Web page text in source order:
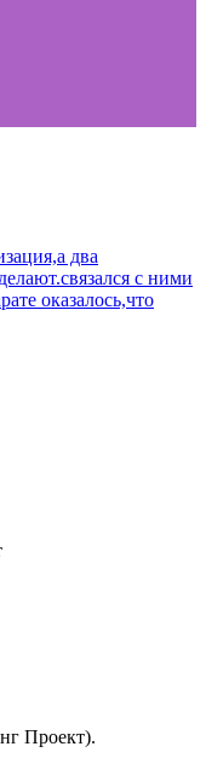
два
с ними
оказалось,что
Проект).